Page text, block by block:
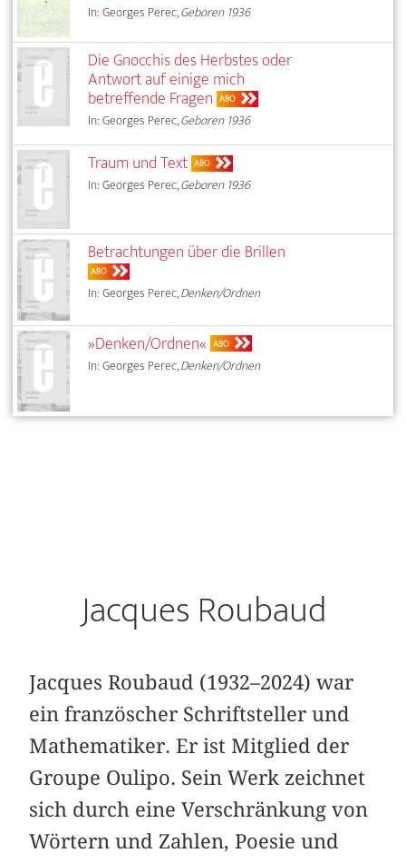
In: Georges Perec,Geboren 1936
Die Gnocchis des Herbstes oder
Antwort auf einige mich
betreffende Fragen ABO
In: Georges Perec,Geboren 1936
Traum und Text ABO
In: Georges Perec,Geboren 1936
Betrachtungen über die Brillen
ABO
In: Georges Perec,Denken/Ordnen
»Denken/Ordnen« ABO
In: Georges Perec,Denken/Ordnen
Jacques Roubaud
Jacques Roubaud (1932–2024) war
ein französcher Schriftsteller und
Mathematiker. Er ist Mitglied der
Groupe Oulipo. Sein Werk zeichnet
sich durch eine Verschränkung von
Wörtern und Zahlen, Poesie und